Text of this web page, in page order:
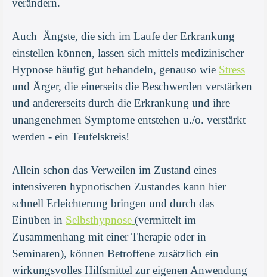
verändern.
Auch Ängste, die sich im Laufe der Erkrankung
einstellen können, lassen sich mittels medizinischer
Hypnose häufig gut behandeln, genauso wie Stress
und Ärger, die einerseits die Beschwerden verstärken
und andererseits durch die Erkrankung und ihre
unangenehmen Symptome entstehen u./o. verstärkt
werden - ein Teufelskreis!
Allein schon das Verweilen im Zustand eines
intensiveren hypnotischen Zustandes kann hier
schnell Erleichterung bringen und durch das
Einüben in Selbsthypnose (vermittelt im
Zusammenhang mit einer Therapie oder in
Seminaren), können Betroffene zusätzlich ein
wirkungsvolles Hilfsmittel zur eigenen Anwendung